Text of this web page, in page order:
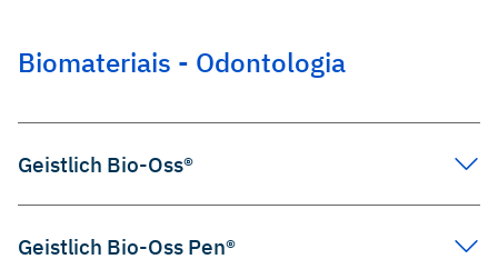
Biomateriais - Odontologia
Geistlich Bio-Oss®
Geistlich Bio-Oss Pen®